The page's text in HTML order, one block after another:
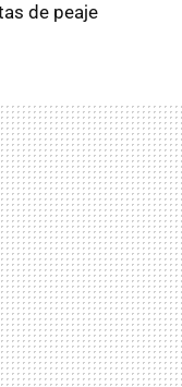
de peaje